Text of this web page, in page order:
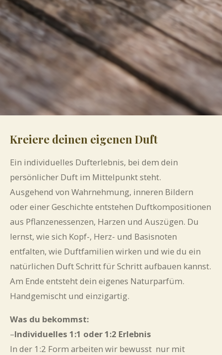
Kreiere deinen eigenen Duft
Ein individuelles Dufterlebnis, bei dem dein
persönlicher Duft im Mittelpunkt steht.
Ausgehend von Wahrnehmung, inneren Bildern
oder einer Geschichte entstehen Duftkompositionen
aus Pflanzenessenzen, Harzen und Auszügen. Du
lernst, wie sich Kopf-, Herz- und Basisnoten
entfalten, wie Duftfamilien wirken und wie du ein
natürlichen Duft Schritt für Schritt aufbauen kannst.
Am Ende entsteht dein eigenes Naturparfüm.
Handgemischt und einzigartig.
Was du bekommst:
–Individuelles 1:1 oder 1:2 Erlebnis
In der 1:2 Form arbeiten wir bewusst nur mit